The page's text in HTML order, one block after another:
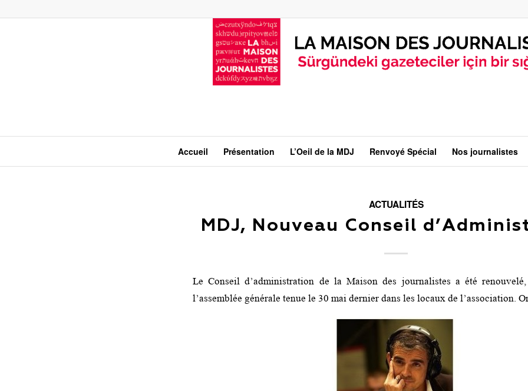
Accueil Présentation L’Oeil de la MDJ Renvoyé Spécial Nos journalistes
ACTUALITÉS
MDJ, Nouveau Conseil
Le Conseil d’administration de la Maison des journalistes a été
l’assemblée générale tenue le 30 mai dernier dans les locaux de l’association.